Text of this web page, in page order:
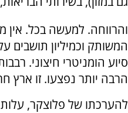
והרווחה. למעשה בכל. אין
המשותק וכמיליון תושבים
סיוע הומניטרי חיצוני.
הרבה יותר נפצעו. זו ארץ
להערכתו של פלוצקר,